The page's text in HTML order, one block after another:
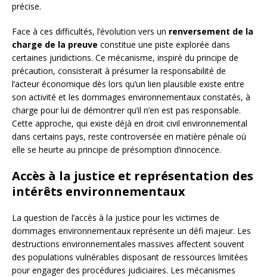
précise.
Face à ces difficultés, l’évolution vers un renversement de la
charge de la preuve constitue une piste explorée dans
certaines juridictions. Ce mécanisme, inspiré du principe de
précaution, consisterait à présumer la responsabilité de
l’acteur économique dès lors qu’un lien plausible existe entre
son activité et les dommages environnementaux constatés, à
charge pour lui de démontrer qu’il n’en est pas responsable.
Cette approche, qui existe déjà en droit civil environnemental
dans certains pays, reste controversée en matière pénale où
elle se heurte au principe de présomption d’innocence.
Accès à la justice et représentation des
intérêts environnementaux
La question de l’accès à la justice pour les victimes de
dommages environnementaux représente un défi majeur. Les
destructions environnementales massives affectent souvent
des populations vulnérables disposant de ressources limitées
pour engager des procédures judiciaires. Les mécanismes